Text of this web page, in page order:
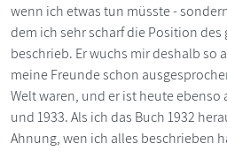
wenn ich etwas tun müsste -
dem ich sehr scharf die Position
beschrieb. Er wuchs mir deshalb so
meine Freunde schon
Welt waren, und er ist heute ebenso
und 1933. Als ich das Buch 1932
Ahnung, wen ich alles beschrieben